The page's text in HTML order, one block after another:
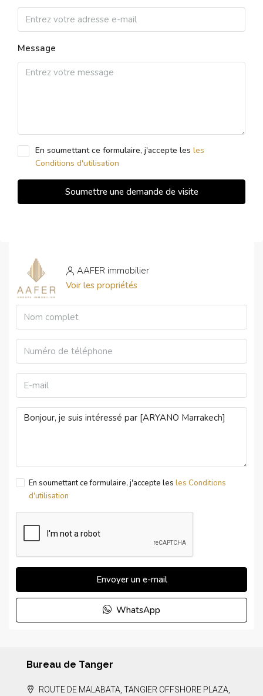
Message
En soumettant ce formulaire, j'accepte les les
Conditions d'utilisation
Soumettre une demande de visite
AAFER immobilier
Voir les propriétés
En soumettant ce formulaire, j'accepte les les Conditions
d'utilisation
Envoyer un e-mail
WhatsApp
Bureau de Tanger
ROUTE DE MALABATA, TANGIER OFFSHORE PLAZA,